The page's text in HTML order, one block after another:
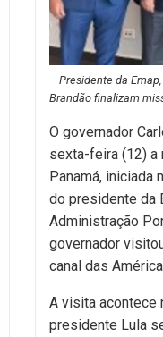
– Presidente da
Brandão finalizam
O governador
sexta-feira (12) a
Panamá, iniciada
do presidente da
Administração
governador
canal das
A visita acontece
presidente Lula